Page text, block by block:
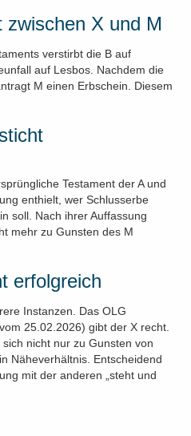
X und M
verstirbt die B auf
auf Lesbos. Nachdem die
M einen Erbschein. Diesem
Testament der A und
enthielt, wer Schlusserbe
soll. Nach ihrer Auffassung
mehr zu Gunsten des M
erfolgreich
Instanzen. Das OLG
25.02.2026) gibt der X recht.
sich nicht nur zu Gunsten von
Näheverhältnis. Entscheidend
mit der anderen „steht und